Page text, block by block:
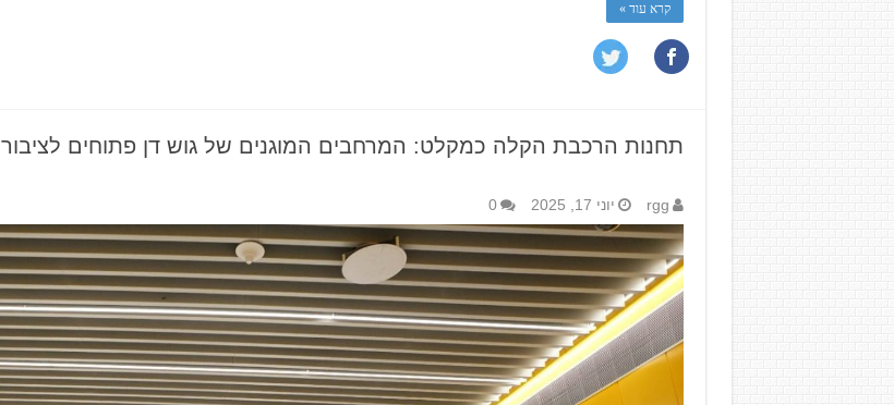
קרא עוד »
תחנות הרכבת הקלה כמקלט: המרחבים המוגנים של גוש דן פתוחים לציבור
rgg יוני 17, 2025 0